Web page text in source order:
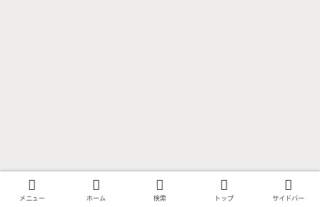
メニュー ホーム 検索 トップ サイドバー